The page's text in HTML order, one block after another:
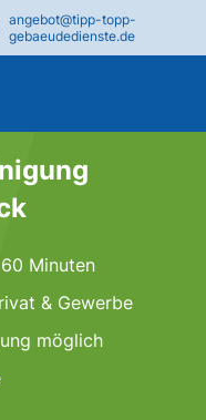
angebot@tipp-topp-
gebaeudedienste.de
Minuten
& Gewerbe
möglich